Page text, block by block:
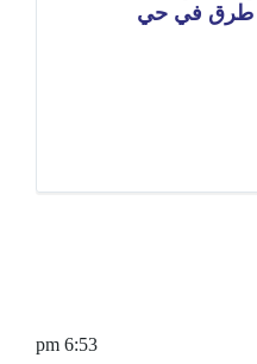
طرق في حي
6:53 pm